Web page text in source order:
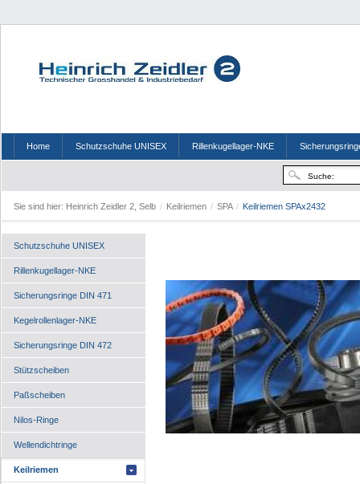
Home Schutzschuhe UNISEX Rillenkugellager-NKE
Sie sind hier: Heinrich Zeidler 2, Selb / Keilriemen / SPA / Keilriemen SPAx2432
Schutzschuhe UNISEX
Rillenkugellager-NKE
Sicherungsringe DIN 471
Kegelrollenlager-NKE
Sicherungsringe DIN 472
Stützscheiben
Paßscheiben
Nilos-Ringe
Wellendichtringe
Keilriemen